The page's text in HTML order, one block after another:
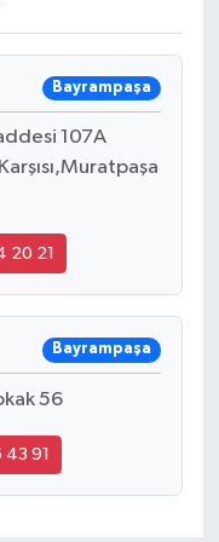
Bayrampaşa
107A
20 21
Bayrampaşa
56
43 91